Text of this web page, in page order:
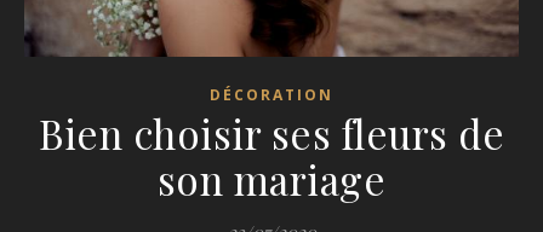
DÉCORATION
Bien choisir ses fleurs de
son mariage